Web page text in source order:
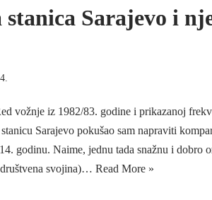
Sarajevo i
vožnje iz 1982/83. godine i prikazanoj
Sarajevo pokušao sam napraviti
godinu. Naime, jednu tada snažnu i dobro
svojina)… Read More »